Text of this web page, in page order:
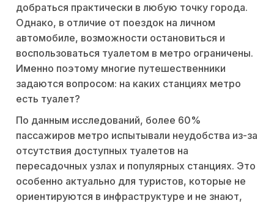
добраться практически в любую точку города.
Однако, в отличие от поездок на личном
автомобиле, возможности остановиться и
воспользоваться туалетом в метро ограничены.
Именно поэтому многие путешественники
задаются вопросом: на каких станциях метро
есть туалет?
По данным исследований, более 60%
пассажиров метро испытывали неудобства из-за
отсутствия доступных туалетов на
пересадочных узлах и популярных станциях. Это
особенно актуально для туристов, которые не
ориентируются в инфраструктуре и не знают,